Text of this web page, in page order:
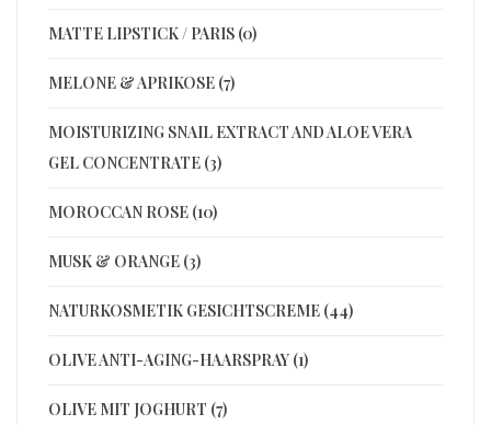
MATTE LIPSTICK / PARIS (0)
MELONE & APRIKOSE (7)
MOISTURIZING SNAIL EXTRACT AND ALOE VERA
GEL CONCENTRATE (3)
MOROCCAN ROSE (10)
MUSK & ORANGE (3)
NATURKOSMETIK GESICHTSCREME (44)
OLIVE ANTI-AGING-HAARSPRAY (1)
OLIVE MIT JOGHURT (7)